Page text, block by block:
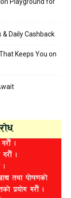
Playground for
& Daily Cashback
Keeps You on